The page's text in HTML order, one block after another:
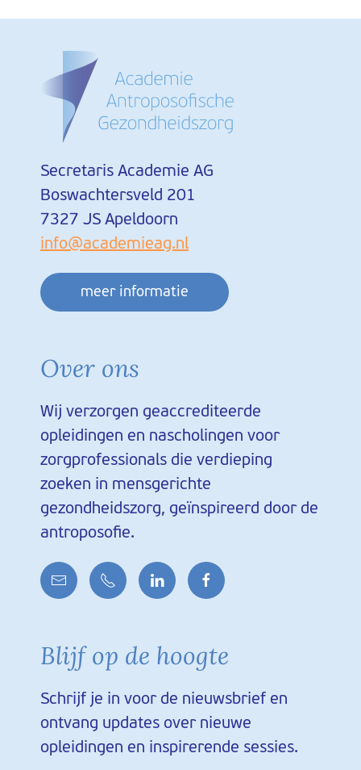
Secretaris Academie AG
Boswachtersveld 201
7327 JS Apeldoorn
info@academieag.nl
meer informatie
Over ons
Wij verzorgen geaccrediteerde
opleidingen en nascholingen voor
zorgprofessionals die verdieping
zoeken in mensgerichte
gezondheidszorg, geïnspireerd door de
antroposofie.
Blijf op de hoogte
Schrijf je in voor de nieuwsbrief en
ontvang updates over nieuwe
opleidingen en inspirerende sessies.